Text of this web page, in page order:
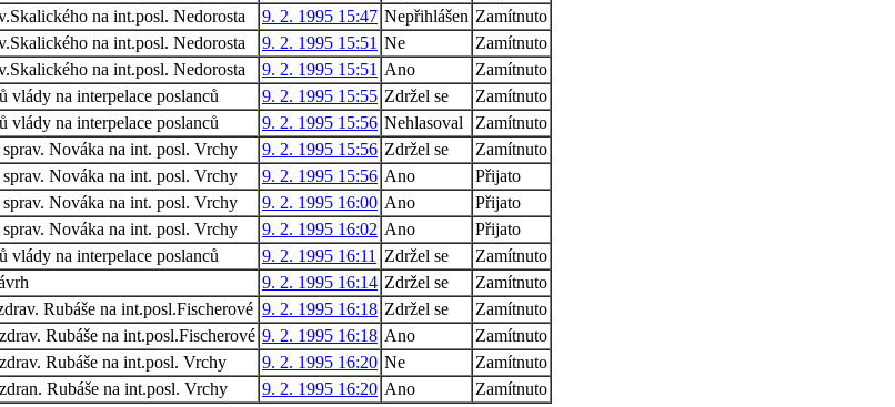
na int.posl. Nedorosta 9. 2. 1995 15:47 Nepřihlášen Zamítnuto
na int.posl. Nedorosta 9. 2. 1995 15:51 Ne
Zamítnuto
na int.posl. Nedorosta 9. 2. 1995 15:51 Ano
Zamítnuto
vlády na interpelace poslanců 9. 2. 1995 15:55 Zdržel se
Zamítnuto
vlády na interpelace poslanců 9. 2. 1995 15:56 Nehlasoval
Zamítnuto
Nováka na int. posl. Vrchy 9. 2. 1995 15:56 Zdržel se
Zamítnuto
Nováka na int. posl. Vrchy 9. 2. 1995 15:56 Ano
Přijato
Nováka na int. posl. Vrchy 9. 2. 1995 16:00 Ano
Přijato
Nováka na int. posl. Vrchy 9. 2. 1995 16:02 Ano
Přijato
vlády na interpelace poslanců 9. 2. 1995 16:11 Zdržel se
Zamítnuto
9. 2. 1995 16:14 Zdržel se
Zamítnuto
Rubáše na int.posl.Fischerové 9. 2. 1995 16:18 Zdržel se
Zamítnuto
Rubáše na int.posl.Fischerové 9. 2. 1995 16:18 Ano
Zamítnuto
Rubáše na int.posl. Vrchy 9. 2. 1995 16:20 Ne
Zamítnuto
Rubáše na int.posl. Vrchy 9. 2. 1995 16:20 Ano Zamítnuto